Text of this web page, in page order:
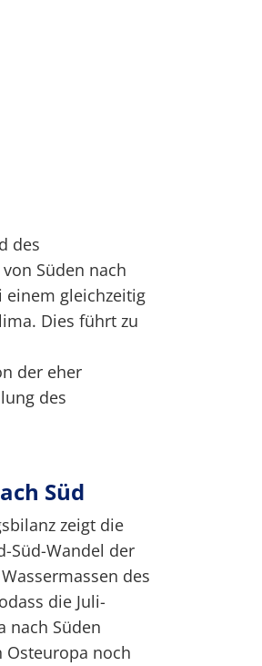
des
Süden nach
einem gleichzeitig
Dies führt zu
der eher
des
Süd
zeigt die
Süd-Wandel der
des
die Juli-
nach Süden
Osteuropa noch